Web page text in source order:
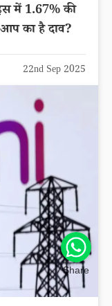
में 1.67% की
आप का है दाव?
22nd Sep 2025
Share